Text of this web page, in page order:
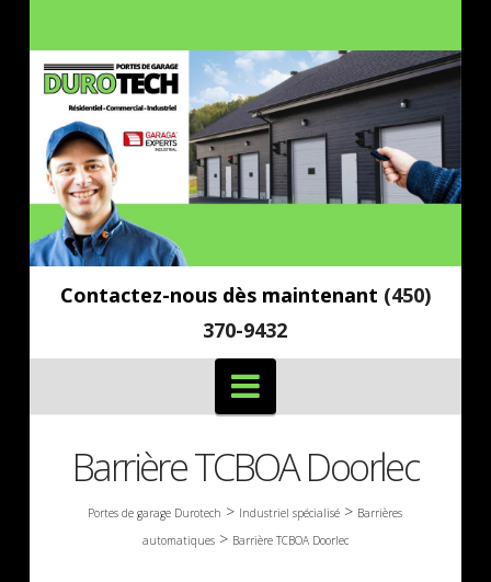
Contactez-nous dès maintenant (450)
370-9432
Navigation
Barrière TCBOA Doorlec
Portes de garage Durotech > Industriel spécialisé > Barrières
automatiques> Barrière TCBOA Doorlec